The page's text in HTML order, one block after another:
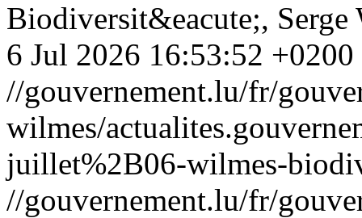
Biodiversit&eacute;,
6 Jul 2026 16:53:52 +0200
//gouvernement.lu/fr/
wilmes/
juillet%2B06-wilmes-
//gouvernement.lu/fr/